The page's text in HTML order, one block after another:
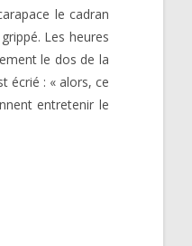
le cadran
Les heures
le dos de la
écrié : « alors, ce
entretenir le